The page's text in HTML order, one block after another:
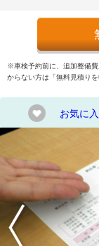
※車検予約前に、追加整備
からない方は「無料見積り
お気に